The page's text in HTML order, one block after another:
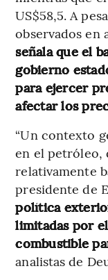
US$58,5. A
observados en
señala que el
gobierno
para ejercer
afectar los
“Un contexto
en el petróleo,
relativamente
presidente de
política
limitadas por
combustible
analistas de